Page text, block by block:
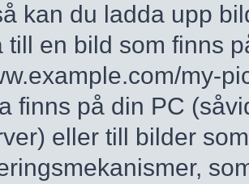
kan du ladda upp
till en bild som finns
my-
finns på din PC
eller till bilder